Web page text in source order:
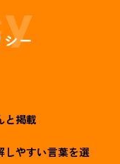
ー
と掲載
しやすい言葉を選